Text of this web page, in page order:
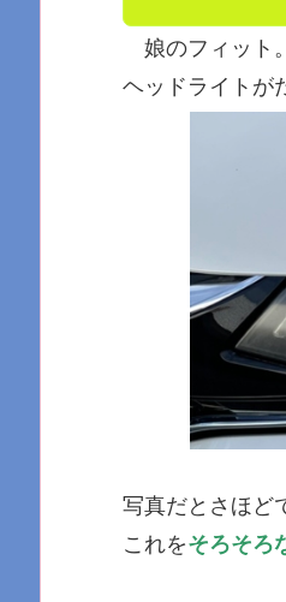
娘のフィット
ヘッドライトが
写真だとさほど
これをそろそろ